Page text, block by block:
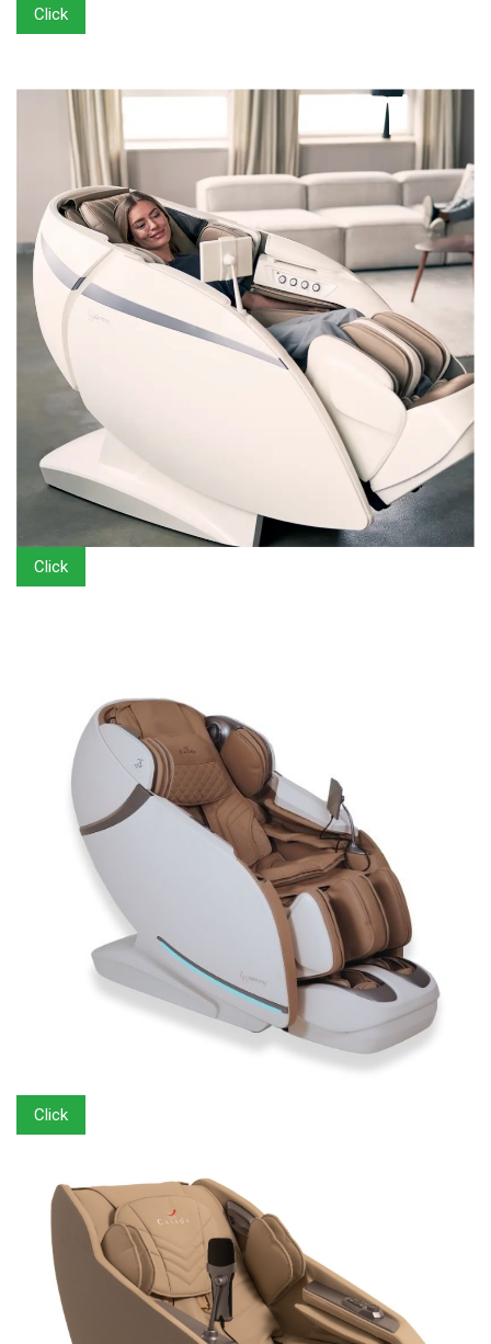
Click
Click
Click